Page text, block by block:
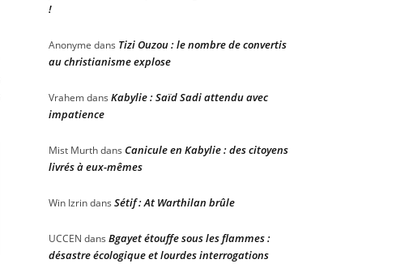
!
Anonyme dans Tizi Ouzou : le nombre de convertis
au christianisme explose
Vrahemdans Kabylie : Saïd Sadi attendu avec
impatience
Mist Murthdans Canicule en Kabylie : des citoyens
livrés à eux-mêmes
Win Izrindans Sétif : At Warthilan brûle
UCCEN dans Bgayet étouffe sous les flammes :
désastre écologique et lourdes interrogations